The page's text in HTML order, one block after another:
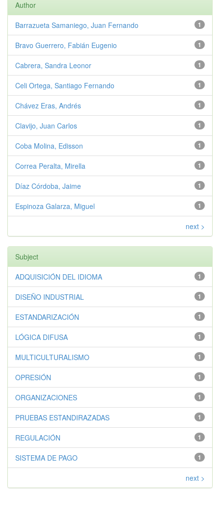
Author
1
Barrazueta Samaniego, Juan Fernando
1
Bravo Guerrero, Fabián Eugenio
1
Cabrera, Sandra Leonor
1
Celi Ortega, Santiago Fernando
1
Chávez Eras, Andrés
1
Clavijo, Juan Carlos
1
Coba Molina, Edisson
1
Correa Peralta, Mirella
1
Díaz Córdoba, Jaime
1
Espinoza Galarza, Miguel
next >
Subject
1
ADQUISICIÓN DEL IDIOMA
1
DISEÑO INDUSTRIAL
1
ESTANDARIZACIÓN
1
LÓGICA DIFUSA
1
MULTICULTURALISMO
1
OPRESIÓN
1
ORGANIZACIONES
1
PRUEBAS ESTANDIRAZADAS
1
REGULACIÓN
1
SISTEMA DE PAGO
next >